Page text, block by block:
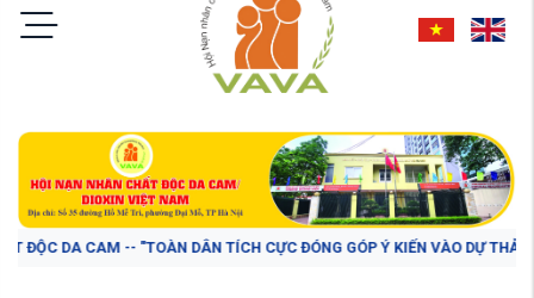
-- "TOÀN DÂN TÍCH CỰC ĐÓNG GÓP Ý KIẾN VÀO DỰ THẢO BÁO CÁO